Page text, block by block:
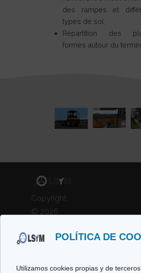
POLÍTICA DE
Utilizamos cookies propias y de
des rampes et
types de sol.
Répartition des
formes autour du
Copyright
© 2026
Laboratorio
Simulación